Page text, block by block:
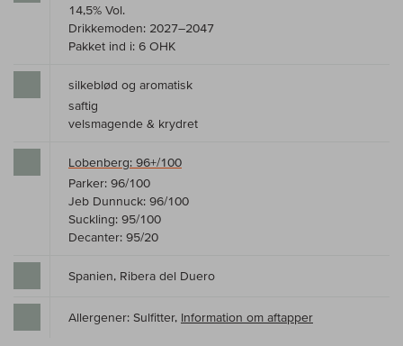
14,5% Vol.
Drikkemoden: 2027–2047
Pakket ind i: 6 OHK
silkeblød og aromatisk
saftig
velsmagende & krydret
Lobenberg: 96+/100
Parker: 96/100
Jeb Dunnuck: 96/100
Suckling: 95/100
Decanter: 95/20
Spanien, Ribera del Duero
Allergener: Sulfitter, Information om aftapper